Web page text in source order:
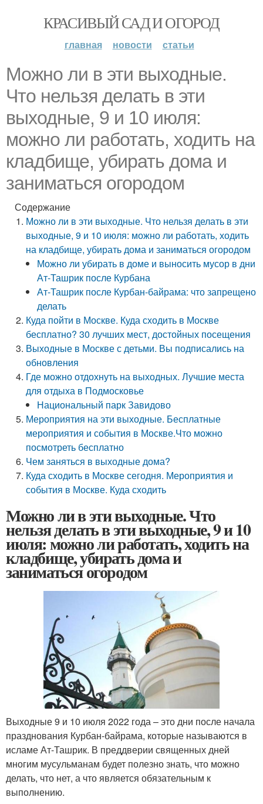
КРАСИВЫЙ САД И ОГОРОД
главная новости статьи
Можно ли в эти выходные.
Что нельзя делать в эти
выходные, 9 и 10 июля:
можно ли работать, ходить на
кладбище, убирать дома и
заниматься огородом
Содержание
Можно ли в эти выходные. Что нельзя делать в эти
выходные, 9 и 10 июля: можно ли работать, ходить
на кладбище, убирать дома и заниматься огородом
Можно ли убирать в доме и выносить мусор в дни
Ат-Ташрик после Курбана
Ат-Ташрик после Курбан-байрама: что запрещено
делать
Куда пойти в Москве. Куда сходить в Москве
бесплатно? 30 лучших мест, достойных посещения
Выходные в Москве с детьми. Вы подписались на
обновления
Где можно отдохнуть на выходных. Лучшие места
для отдыха в Подмосковье
Национальный парк Завидово
Мероприятия на эти выходные. Бесплатные
мероприятия и события в Москве.Что можно
посмотреть бесплатно
Чем заняться в выходные дома?
Куда сходить в Москве сегодня. Мероприятия и
события в Москве. Куда сходить
Можно ли в эти выходные. Что
нельзя делать в эти выходные, 9 и 10
июля: можно ли работать, ходить на
кладбище, убирать дома и
заниматься огородом
Выходные 9 и 10 июля 2022 года – это дни после начала
празднования Курбан-байрама, которые называются в
исламе Ат-Ташрик. В преддверии священных дней
многим мусульманам будет полезно знать, что можно
делать, что нет, а что является обязательным к
выполнению.